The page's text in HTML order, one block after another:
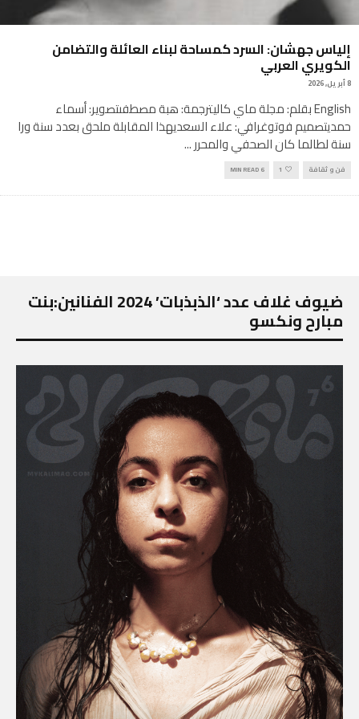
إلياس جهشان: السرد كمساحة لبناء العائلة والتضامن
الكويري العربي
8 أبريل, 2026
English بقلم: مجلة ماي كاليترجمة: هبة مصطفىتصوير: أسماء
حمديتصميم فوتوغرافي: علاء السعديهذا المقابلة ملحق بعدد سنة ورا
سنة لطالما كان الصحفي والمحرر...
فن و ثقافة 1
6 MIN READ
ضيوف غلاف عدد ‘الذبذبات’ 2024 الفنانين:بنت
مبارح ونكسو